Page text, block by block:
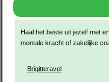
Haal het beste uit jezelf met
mentale kracht of zakelijke
Brigitteravel